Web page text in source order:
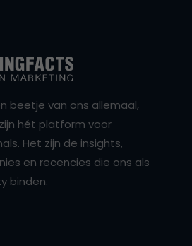
beetje van ons allemaal,
hét platform voor
Het zijn de insights,
en recencies die ons als
binden.